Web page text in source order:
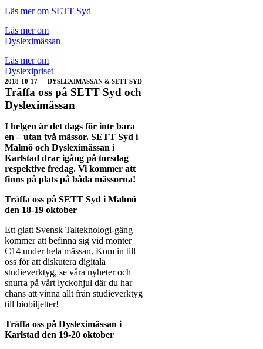
Läs mer om SETT Syd
Läs mer om
Dysleximässan
Läs mer om
Dyslexipriset
2018-10-17 — DYSLEXIMÄSSAN & SETT-SYD
Träffa oss på SETT Syd och
Dysleximässan
I helgen är det dags för inte bara
en – utan två mässor. SETT Syd i
Malmö och Dysleximässan i
Karlstad drar igång på torsdag
respektive fredag. Vi kommer att
finns på plats på båda mässorna!
Träffa oss på SETT Syd i Malmö
den 18-19 oktober
Ett glatt Svensk Talteknologi-gäng
kommer att befinna sig vid monter
C14 under hela mässan. Kom in till
oss för att diskutera digitala
studieverktyg, se våra nyheter och
snurra på vårt lyckohjul där du har
chans att vinna allt från studieverktyg
till biobiljetter!
Träffa oss på Dysleximässan i
Karlstad den 19-20 oktober